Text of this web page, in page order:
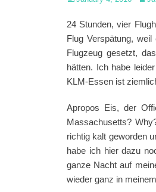
24 Stunden, vier
Flug Verspätung,
Flugzeug gesetzt,
hätten. Ich habe
KLM-Essen ist
Apropos Eis, der
Massachusetts?
richtig kalt geworden
habe ich hier dazu
ganze Nacht auf
wieder ganz in